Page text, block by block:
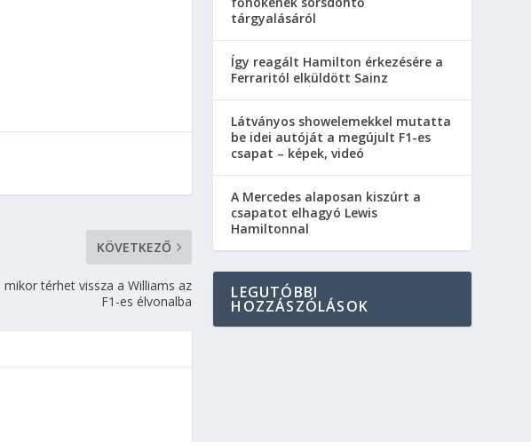
KÖVETKEZŐ
térhet vissza a Williams az
F1-es élvonalba
tárgyalásáról
Így reagált Hamilton érkezésére a
Ferraritól elküldött Sainz
Látványos showelemekkel mutatta
be idei autóját a megújult F1-es
csapat – képek, videó
A Mercedes alaposan kiszúrt a
csapatot elhagyó Lewis
Hamiltonnal
LEGUTÓBBI
HOZZÁSZÓLÁSOK